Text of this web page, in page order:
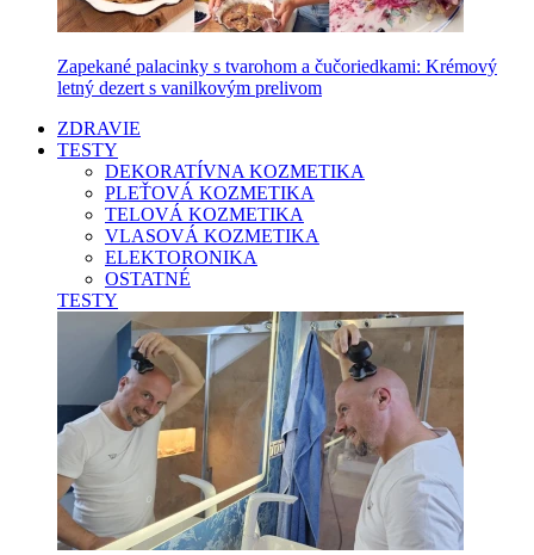
Zapekané palacinky s tvarohom a čučoriedkami: Krémový
letný dezert s vanilkovým prelivom
ZDRAVIE
TESTY
DEKORATÍVNA KOZMETIKA
PLEŤOVÁ KOZMETIKA
TELOVÁ KOZMETIKA
VLASOVÁ KOZMETIKA
ELEKTORONIKA
OSTATNÉ
TESTY